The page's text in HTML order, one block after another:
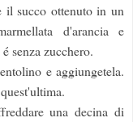
il succo ottenuto in un
d'arancia e
senza zucchero.
e aggiungetela.
una decina di